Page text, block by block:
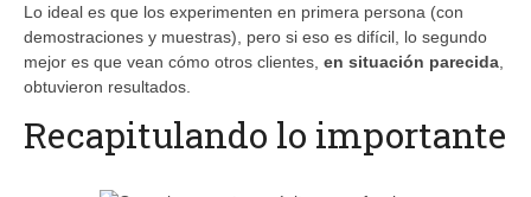
Lo ideal es que los experimenten en primera persona (con
demostraciones y muestras), pero si eso es difícil, lo segundo
mejor es que vean cómo otros clientes, en situación parecida
obtuvieron resultados.
Recapitulando lo importante